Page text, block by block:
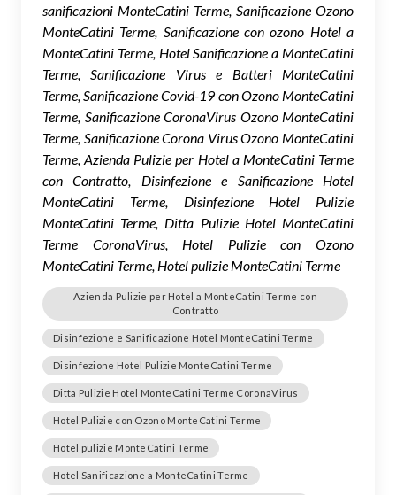
sanificazioni MonteCatini Terme, Sanificazione Ozono
MonteCatini Terme, Sanificazione con ozono Hotel a
MonteCatini Terme, Hotel Sanificazione a MonteCatini
Terme, Sanificazione Virus e Batteri MonteCatini
Terme, Sanificazione Covid-19 con Ozono MonteCatini
Terme, Sanificazione CoronaVirus Ozono MonteCatini
Terme, Sanificazione Corona Virus Ozono MonteCatini
Terme, Azienda Pulizie per Hotel a MonteCatini Terme
con Contratto, Disinfezione e Sanificazione Hotel
MonteCatini Terme, Disinfezione Hotel Pulizie
MonteCatini Terme, Ditta Pulizie Hotel MonteCatini
Terme CoronaVirus, Hotel Pulizie con Ozono
MonteCatini Terme, Hotel pulizie MonteCatini Terme
Azienda Pulizie per Hotel a MonteCatini Terme con
Contratto
Disinfezione e Sanificazione Hotel MonteCatini Terme
Disinfezione Hotel Pulizie MonteCatini Terme
Ditta Pulizie Hotel MonteCatini Terme CoronaVirus
Hotel Pulizie con Ozono MonteCatini Terme
Hotel pulizie MonteCatini Terme
Hotel Sanificazione a MonteCatini Terme